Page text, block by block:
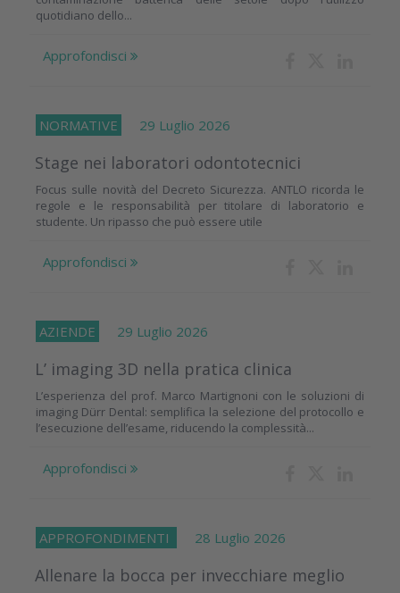
quotidiano dello...
Approfondisci
NORMATIVE 29 Luglio 2026
Stage nei laboratori odontotecnici
Focus sulle novità del Decreto Sicurezza. ANTLO ricorda le
regole e le responsabilità per titolare di laboratorio e
studente. Un ripasso che può essere utile
Approfondisci
AZIENDE 29 Luglio 2026
L’ imaging 3D nella pratica clinica
L’esperienza del prof. Marco Martignoni con le soluzioni di
imaging Dürr Dental: semplifica la selezione del protocollo e
l’esecuzione dell’esame, riducendo la complessità...
Approfondisci
APPROFONDIMENTI 28 Luglio 2026
Allenare la bocca per invecchiare meglio